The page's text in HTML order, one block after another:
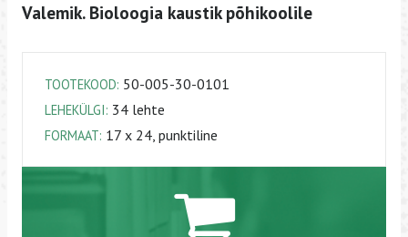
Valemik. Bioloogia kaustik põhikoolile
TOOTEKOOD: 50-005-30-0101
LEHEKÜLGI: 34 lehte
FORMAAT: 17 x 24, punktiline